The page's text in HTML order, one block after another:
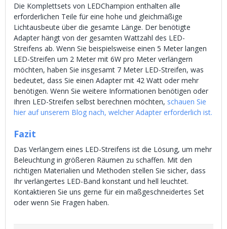
Die Komplettsets von LEDChampion enthalten alle
erforderlichen Teile für eine hohe und gleichmäßige
Lichtausbeute über die gesamte Länge. Der benötigte
Adapter hängt von der gesamten Wattzahl des LED-
Streifens ab. Wenn Sie beispielsweise einen 5 Meter langen
LED-Streifen um 2 Meter mit 6W pro Meter verlängern
möchten, haben Sie insgesamt 7 Meter LED-Streifen, was
bedeutet, dass Sie einen Adapter mit 42 Watt oder mehr
benötigen. Wenn Sie weitere Informationen benötigen oder
Ihren LED-Streifen selbst berechnen möchten, schauen Sie
hier auf unserem Blog nach, welcher Adapter erforderlich ist.
Fazit
Das Verlängern eines LED-Streifens ist die Lösung, um mehr
Beleuchtung in größeren Räumen zu schaffen. Mit den
richtigen Materialien und Methoden stellen Sie sicher, dass
Ihr verlängertes LED-Band konstant und hell leuchtet.
Kontaktieren Sie uns gerne für ein maßgeschneidertes Set
oder wenn Sie Fragen haben.